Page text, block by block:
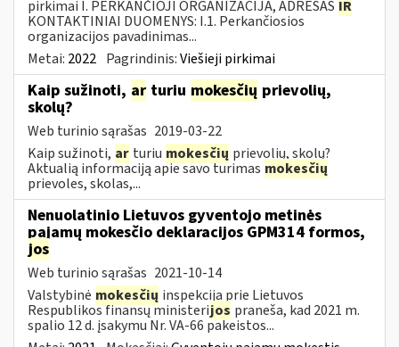
pirkimai I. PERKANČIOJI ORGANIZACIJA, ADRESAS IR
KONTAKTINIAI DUOMENYS: I.1. Perkančiosios
organizacijos pavadinimas...
Metai: 2022 Pagrindinis:Viešieji pirkimai
Kaip sužinoti, ar turiu mokesčių prievolių,
skolų?
Web turinio sąrašas 2019-03-22
Kaip sužinoti, ar turiu mokesčių prievolių, skolų?
Aktualią informaciją apie savo turimas mokesčių
prievoles, skolas,...
Nenuolatinio Lietuvos gyventojo metinės
pajamų mokesčio deklaracijos GPM314 formos,
jos
Web turinio sąrašas 2021-10-14
Valstybinė mokesčių inspekcija prie Lietuvos
Respublikos finansų ministerijos praneša, kad 2021 m.
spalio 12 d. įsakymu Nr. VA-66 pakeistos...